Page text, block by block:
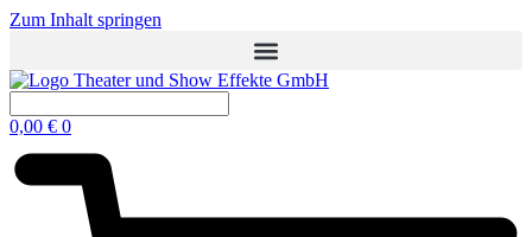
Zum Inhalt springen
0,00 € 0